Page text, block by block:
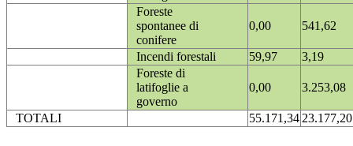
Foreste
spontanee di
conifere
0,00 541,62
Incendi forestali 59,97
3,19
Foreste di
latifoglie a
governo
0,00 3.253,08
TOTALI 55.171,3423.177,20